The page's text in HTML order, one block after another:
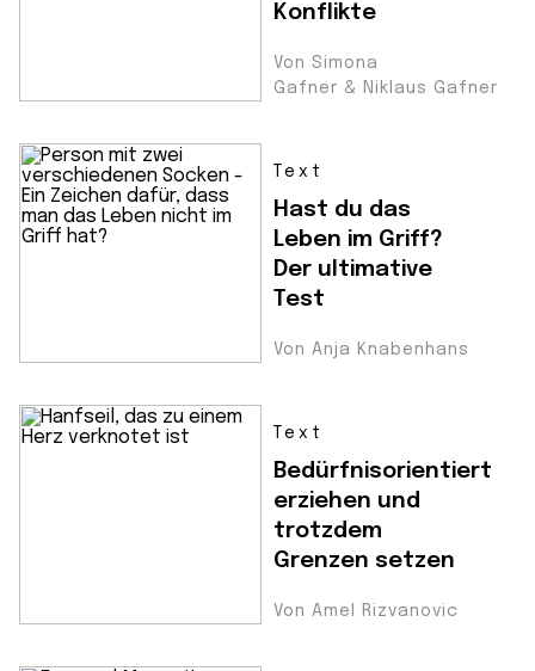
Konflikte
Von Simona
Gafner & Niklaus Gafner
Text
Hast du das
Leben im Griff?
Der ultimative
Test
Von Anja Knabenhans
Text
Bedürfnisorientiert
erziehen und
trotzdem
Grenzen setzen
Von Amel Rizvanovic